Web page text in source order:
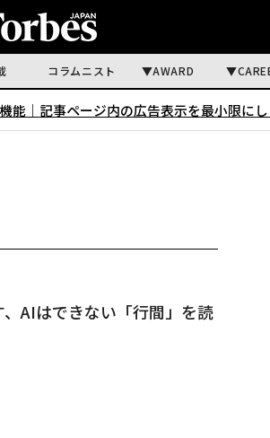
コラムニスト AWARD
能｜ 記事ページ内の広告表示を最小限に
AIはできない「行間」を読